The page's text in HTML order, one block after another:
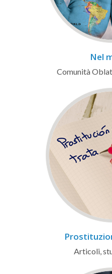
Nel
Comunità
Articoli,